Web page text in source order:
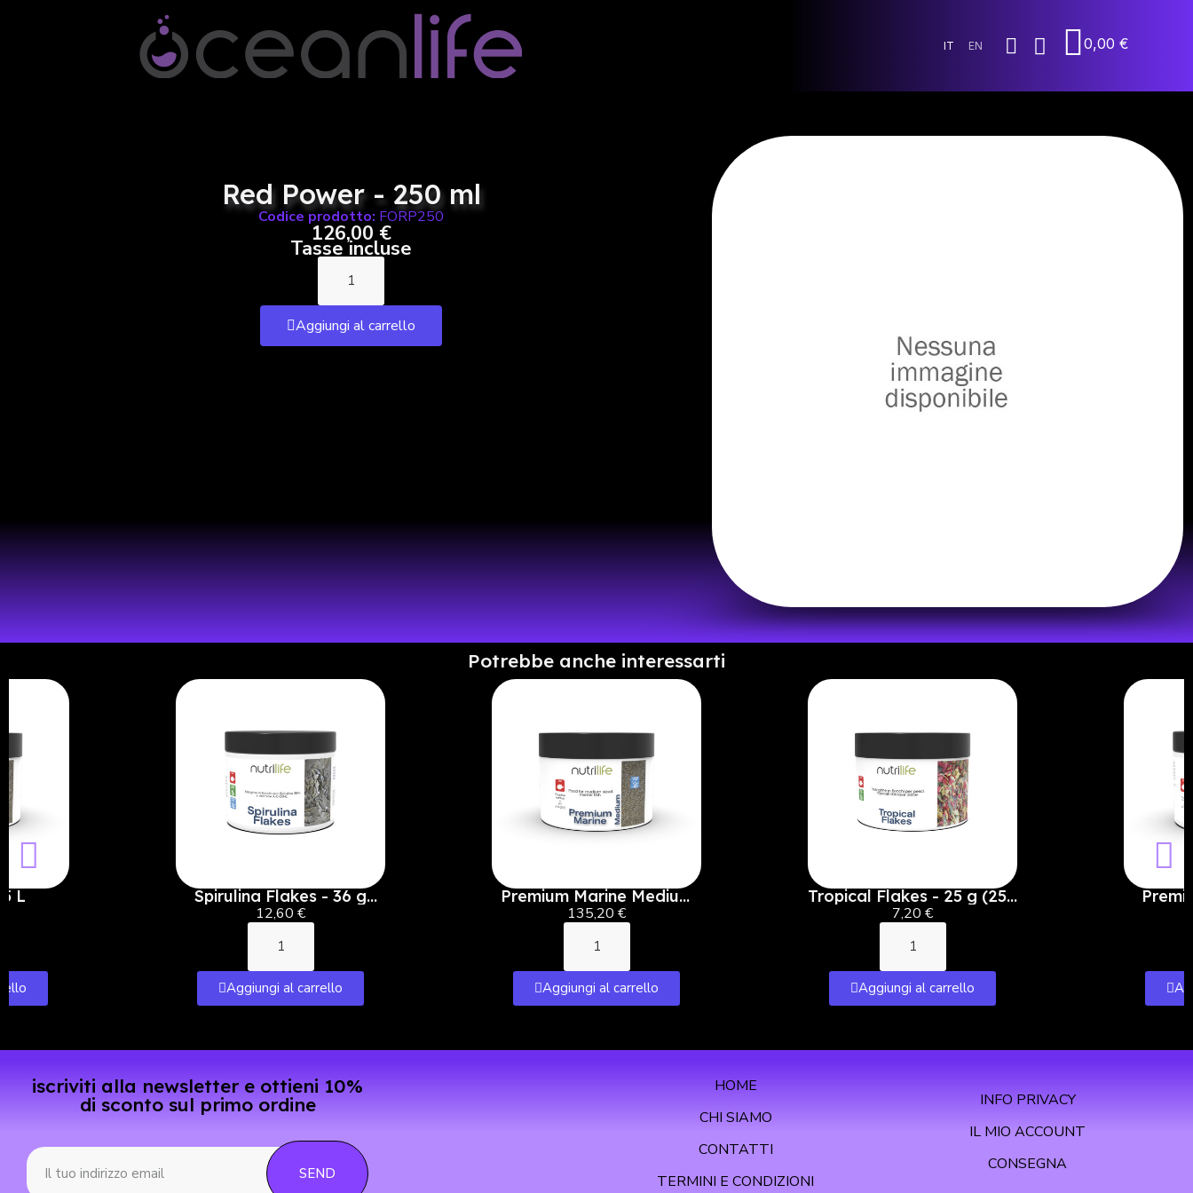
IT EN 0,00 €
Red Power - 250 ml
Codice prodotto: FORP250
126,00 €
Tasse incluse
Aggiungi al carrello
Potrebbe anche interessarti
L Spirulina Flakes - 36 g
(500 ml)
12,60 €
Aggiungi al carrello
Premium Marine Medium
Pellet - 5 L
135,20 €
Aggiungi al carrello
Tropical Flakes - 25 g (250
ml)
7,20 €
Aggiungi al carrello
iscriviti alla newsletter e ottieni 10%
di sconto sul primo ordine
SEND
HOME
CHI SIAMO
CONTATTI
TERMINI E CONDIZIONI
INFO PRIVACY
IL MIO ACCOUNT
CONSEGNA